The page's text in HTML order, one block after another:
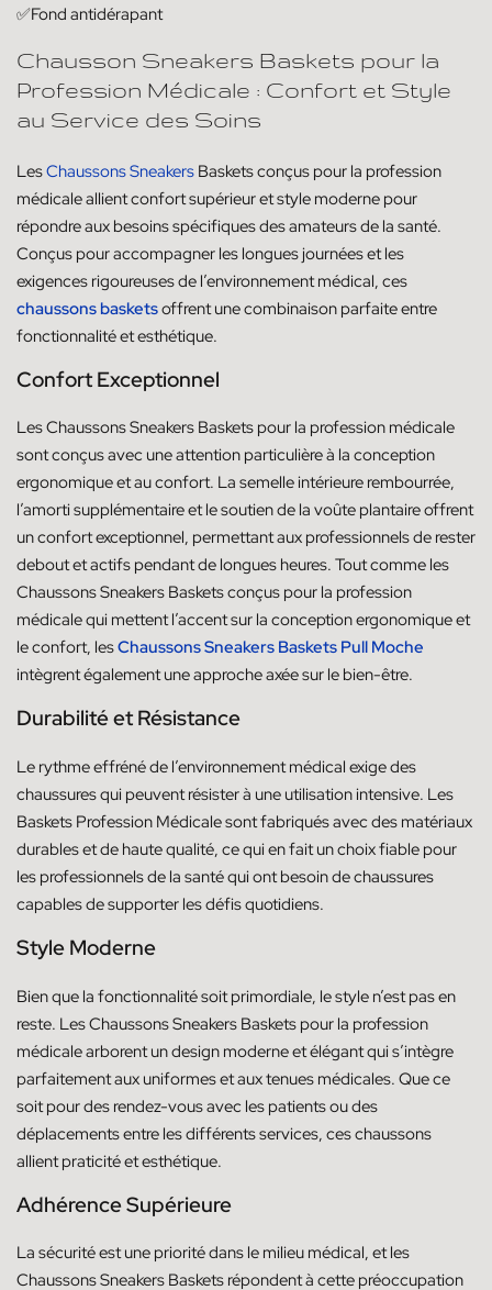
✅Fond antidérapant
Chausson Sneakers Baskets pour la
Profession Médicale : Confort et Style
au Service des Soins
LesChaussons Sneakers Baskets conçus pour la profession
médicale allient confort supérieur et style moderne pour
répondre aux besoins spécifiques des amateurs de la santé.
Conçus pour accompagner les longues journées et les
exigences rigoureuses de l’environnement médical, ces
chaussons basketsoffrent une combinaison parfaite entre
fonctionnalité et esthétique.
Confort Exceptionnel
Les Chaussons Sneakers Baskets pour la profession médicale
sont conçus avec une attention particulière à la conception
ergonomique et au confort. La semelle intérieure rembourrée,
l’amorti supplémentaire et le soutien de la voûte plantaire offrent
un confort exceptionnel, permettant aux professionnels de rester
debout et actifs pendant de longues heures. Tout comme les
Chaussons Sneakers Baskets conçus pour la profession
médicale qui mettent l’accent sur la conception ergonomique et
le confort, lesChaussons Sneakers Baskets Pull Moche
intègrent également une approche axée sur le bien-être.
Durabilité et Résistance
Le rythme effréné de l’environnement médical exige des
chaussures qui peuvent résister à une utilisation intensive. Les
Baskets Profession Médicale sont fabriqués avec des matériaux
durables et de haute qualité, ce qui en fait un choix fiable pour
les professionnels de la santé qui ont besoin de chaussures
capables de supporter les défis quotidiens.
Style Moderne
Bien que la fonctionnalité soit primordiale, le style n’est pas en
reste. Les Chaussons Sneakers Baskets pour la profession
médicale arborent un design moderne et élégant qui s’intègre
parfaitement aux uniformes et aux tenues médicales. Que ce
soit pour des rendez-vous avec les patients ou des
déplacements entre les différents services, ces chaussons
allient praticité et esthétique.
Adhérence Supérieure
La sécurité est une priorité dans le milieu médical, et les
Chaussons Sneakers Baskets répondent à cette préoccupation